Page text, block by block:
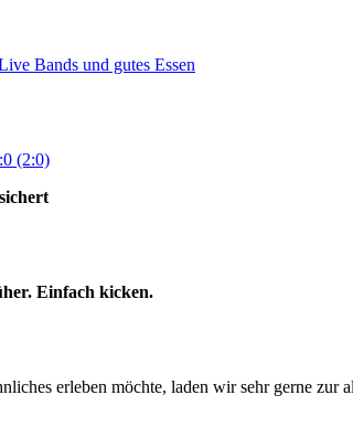
Bands und gutes Essen
(2:0)
Einfach kicken.
erleben möchte, laden wir sehr gerne zur